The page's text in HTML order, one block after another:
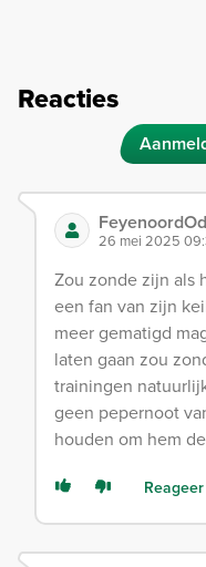
Reacties
26 mei 2025
Zou zonde zijn als
een fan van zijn
meer gematigd
laten gaan zou
trainingen
geen pepernoot
houden om hem
Reageer